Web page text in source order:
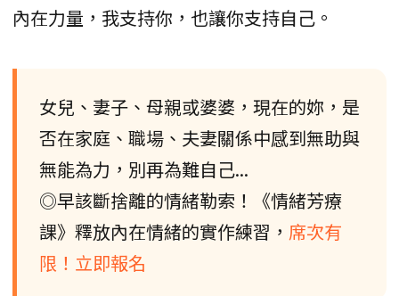
內在力量，我支持你，也讓你支持自己。
女兒、妻子、母親或婆婆，現在的妳，是
否在家庭、職場、夫妻關係中感到無助與
無能為力，別再為難自己...
◎早該斷捨離的情緒勒索！《情緒芳療
課》釋放內在情緒的實作練習， 席次有
限！立即報名